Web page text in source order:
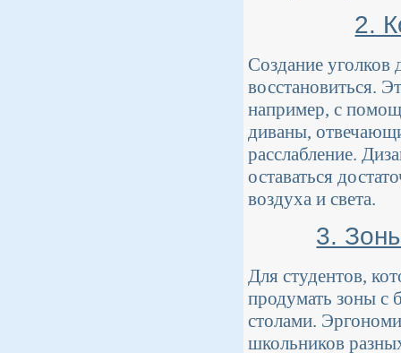
2.
Создание уголков
восстановиться.
например, с
диваны,
расслабление.
оставаться
воздуха и света.
3.
Для студентов,
продумать зоны с
столами.
школьников